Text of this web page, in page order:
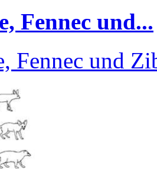
Fennec und...
Fennec und